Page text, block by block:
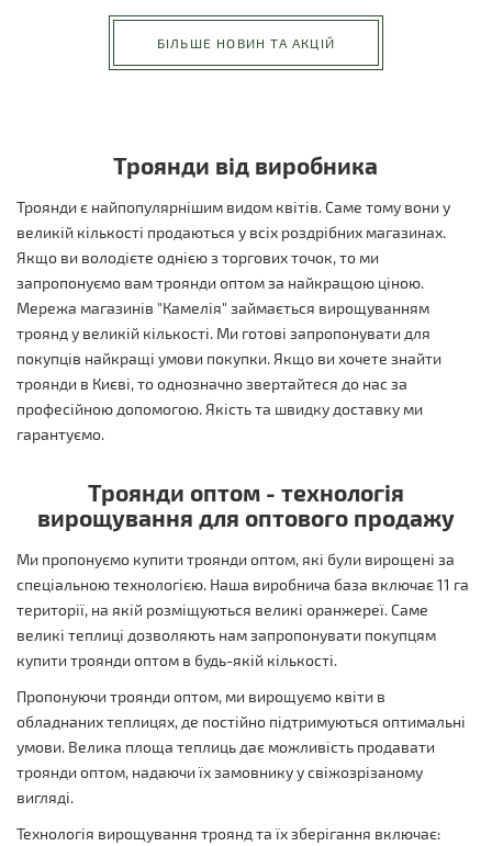
БІЛЬШЕ НОВИН ТА АКЦІЙ
Троянди від виробника
Троянди є найпопулярнішим видом квітів. Саме тому вони у
великій кількості продаються у всіх роздрібних магазинах.
Якщо ви володієте однією з торгових точок, то ми
запропонуємо вам троянди оптом за найкращою ціною.
Мережа магазинів "Камелія" займається вирощуванням
троянд у великій кількості. Ми готові запропонувати для
покупців найкращі умови покупки. Якщо ви хочете знайти
троянди в Києві, то однозначно звертайтеся до нас за
професійною допомогою. Якість та швидку доставку ми
гарантуємо.
Троянди оптом - технологія
вирощування для оптового продажу
Ми пропонуємо купити троянди оптом, які були вирощені за
спеціальною технологією. Наша виробнича база включає 11 га
території, на якій розміщуються великі оранжереї. Саме
великі теплиці дозволяють нам запропонувати покупцям
купити троянди оптом в будь-якій кількості.
Пропонуючи троянди оптом, ми вирощуємо квіти в
обладнаних теплицях, де постійно підтримуються оптимальні
умови. Велика площа теплиць дає можливість продавати
троянди оптом, надаючи їх замовнику у свіжозрізаному
вигляді.
Технологія вирощування троянд та їх зберігання включає: